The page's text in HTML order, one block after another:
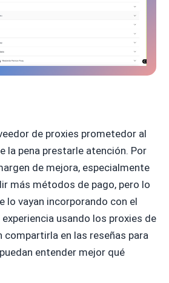
de proxies prometedor al
la pena prestarle atención. Por
de mejora, especialmente
más métodos de pago, pero lo
lo vayan incorporando con el
usando los proxies de
compartirla en las reseñas para
entender mejor qué